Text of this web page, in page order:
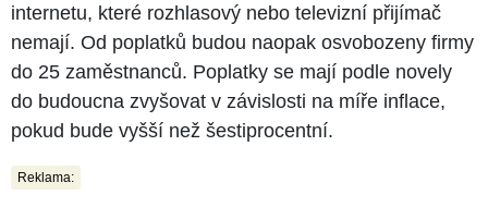
internetu, které rozhlasový nebo televizní přijímač
nemají. Od poplatků budou naopak osvobozeny firmy
do 25 zaměstnanců. Poplatky se mají podle novely
do budoucna zvyšovat v závislosti na míře inflace,
pokud bude vyšší než šestiprocentní.
Reklama: